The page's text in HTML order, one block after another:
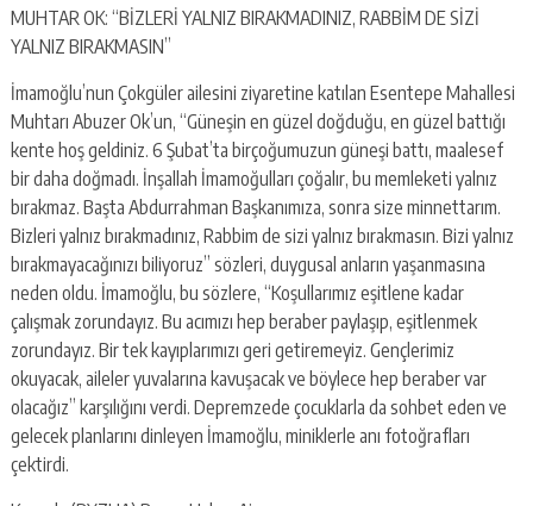
MUHTAR OK: “BİZLERİ YALNIZ BIRAKMADINIZ, RABBİM DE SİZİ
YALNIZ BIRAKMASIN”
İmamoğlu’nun Çokgüler ailesini ziyaretine katılan Esentepe Mahallesi
Muhtarı Abuzer Ok’un, “Güneşin en güzel doğduğu, en güzel battığı
kente hoş geldiniz. 6 Şubat’ta birçoğumuzun güneşi battı, maalesef
bir daha doğmadı. İnşallah İmamoğulları çoğalır, bu memleketi yalnız
bırakmaz. Başta Abdurrahman Başkanımıza, sonra size minnettarım.
Bizleri yalnız bırakmadınız, Rabbim de sizi yalnız bırakmasın. Bizi yalnız
bırakmayacağınızı biliyoruz” sözleri, duygusal anların yaşanmasına
neden oldu. İmamoğlu, bu sözlere, “Koşullarımız eşitlene kadar
çalışmak zorundayız. Bu acımızı hep beraber paylaşıp, eşitlenmek
zorundayız. Bir tek kayıplarımızı geri getiremeyiz. Gençlerimiz
okuyacak, aileler yuvalarına kavuşacak ve böylece hep beraber var
olacağız” karşılığını verdi. Depremzede çocuklarla da sohbet eden ve
gelecek planlarını dinleyen İmamoğlu, miniklerle anı fotoğrafları
çektirdi.